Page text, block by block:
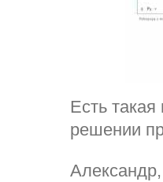
Есть
решении